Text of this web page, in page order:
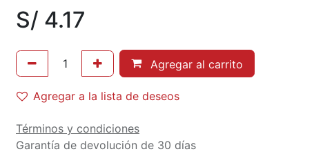
S/ 4.17
Agregar al carrito
Agregar a la lista de deseos
Términos y condiciones
Garantía de devolución de 30 días